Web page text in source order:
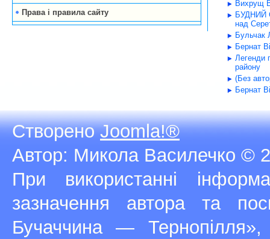
Права і правила сайту
Вихрущ
БУДНИЙ
над
Бульчак
Бернат
Легенди
району
(Без
Бернат
СтвореноJoomla!®
Автор: Микола Василечко ©
При використанні
зазначення автора та
Бучаччина —